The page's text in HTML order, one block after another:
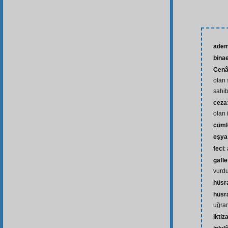
olan
ceza
olan
eşya
feci: